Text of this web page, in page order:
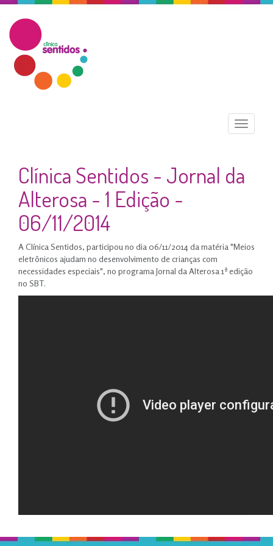
Menu
Clínica Sentidos - Jornal da
Alterosa - 1 Edição -
06/11/2014
A Clínica Sentidos, participou no dia 06/11/2014 da matéria "Meios
eletrônicos ajudam no desenvolvimento de crianças com
necessidades especiais", no programa Jornal da Alterosa 1ª edição
no SBT.